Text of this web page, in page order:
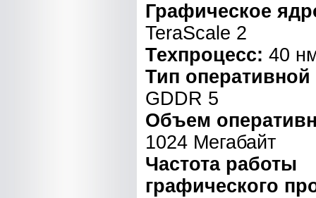
Графическое
TeraScale 2
Техпроцесс: 40
Тип
GDDR 5
Объем
1024 Мегабайт
Частота работы
графического